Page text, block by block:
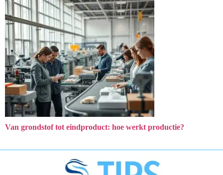
Van grondstof tot eindproduct: hoe werkt productie?